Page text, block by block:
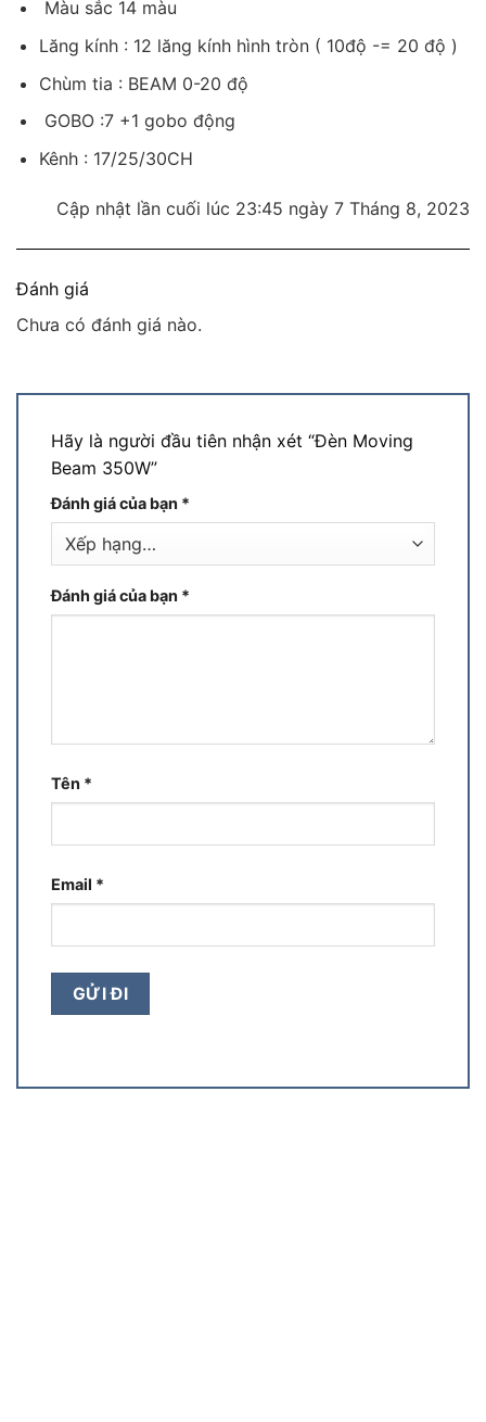
Màu sắc 14 màu
Lăng kính : 12 lăng kính hình tròn ( 10độ -= 20 độ )
Chùm tia : BEAM 0-20 độ
GOBO :7 +1 gobo động
Kênh : 17/25/30CH
Cập nhật lần cuối lúc 23:45 ngày 7 Tháng 8, 2023
Đánh giá
Chưa có đánh giá nào.
Hãy là người đầu tiên nhận xét “Đèn Moving
Beam 350W”
Đánh giá của bạn *
Đánh giá của bạn *
Tên *
Email *